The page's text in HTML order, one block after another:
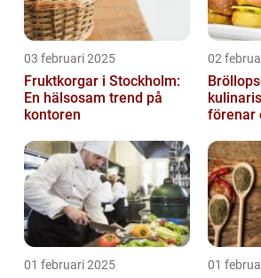
03 februari 2025
Fruktkorgar i Stockholm:
En hälsosam trend på
kontoren
02
förenar
01 februari 2025 01